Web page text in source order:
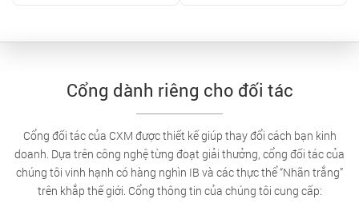
Cổng dành riêng cho đối tác
Cổng đối tác của CXM được thiết kế giúp thay đổi cách bạn kinh
doanh. Dựa trên công nghệ từng đoạt giải thưởng, cổng đối tác của
chúng tôi vinh hạnh có hàng nghìn IB và các thực thể “Nhãn trắng”
trên khắp thế giới. Cổng thông tin của chúng tôi cung cấp: